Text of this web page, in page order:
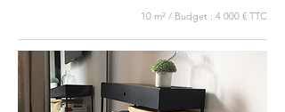
10 m² / Budget : 4 000 € TTC